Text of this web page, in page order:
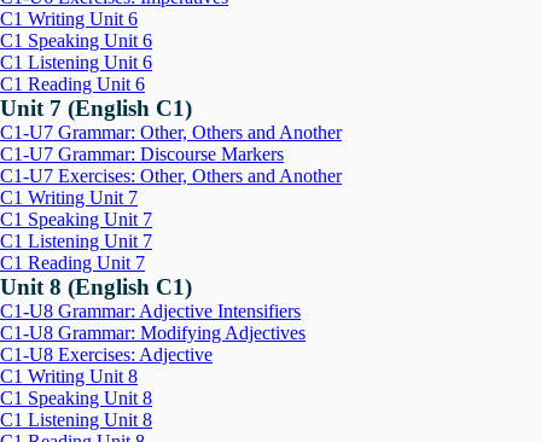
C1 Writing Unit 6
C1 Speaking Unit 6
C1 Listening Unit 6
C1 Reading Unit 6
Unit 7 (English C1)
C1-U7 Grammar: Other, Others and Another
C1-U7 Grammar: Discourse Markers
C1-U7 Exercises: Other, Others and Another
C1 Writing Unit 7
C1 Speaking Unit 7
C1 Listening Unit 7
C1 Reading Unit 7
Unit 8 (English C1)
C1-U8 Grammar: Adjective Intensifiers
C1-U8 Grammar: Modifying Adjectives
C1-U8 Exercises: Adjective
C1 Writing Unit 8
C1 Speaking Unit 8
C1 Listening Unit 8